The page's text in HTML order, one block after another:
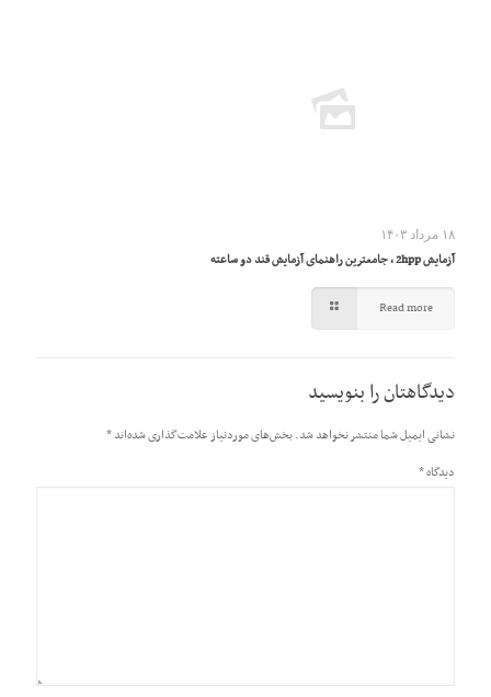
۱۸ مرداد ۱۴۰۳
آزمایش 2hpp ، جامعترین راهنمای آزمایش قند دو ساعته
Read more
دیدگاهتان را بنویسید
نشانی ایمیل شما منتشر نخواهد شد.بخش‌های موردنیاز علامت‌گذاری شده‌اند*
دیدگاه*